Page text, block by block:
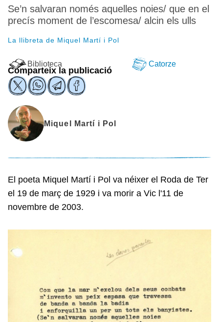
Se’n salvaran només aquelles noies/ que en el
precís moment de l’escomesa/ alcin els ulls
La llibreta de Miquel Martí i Pol
Biblioteca Catorze
Comparteix la publicació
Miquel Martí i Pol
El poeta Miquel Martí i Pol va néixer el Roda de Ter
el 19 de març de 1929 i va morir a Vic l'11 de
novembre de 2003.